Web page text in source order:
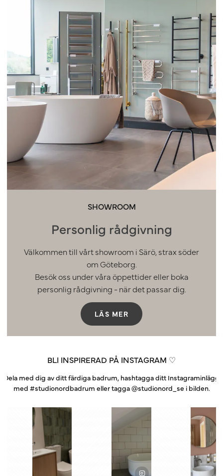
SHOWROOM
Personlig rådgivning
Välkommen till vårt showroom i Särö, strax söder
om Göteborg.
Besök oss under våra öppettider eller boka
personlig rådgivning - när det passar dig.
LÄS MER
BLI INSPIRERAD PÅ INSTAGRAM ♡
Dela med dig av ditt färdiga badrum, hashtagga ditt Instagraminlägg
med #studionordbadrum eller tagga @studionord_se i bilden.